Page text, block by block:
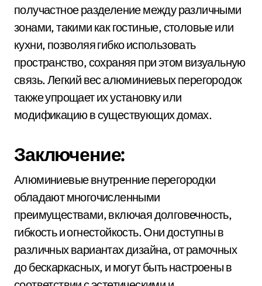
получастное разделение между различными
зонами, такими как гостиные, столовые или
кухни, позволяя гибко использовать
пространство, сохраняя при этом визуальную
связь. Легкий вес алюминиевых перегородок
также упрощает их установку или
модификацию в существующих домах.
Заключение:
Алюминиевые внутренние перегородки
обладают многочисленными
преимуществами, включая долговечность,
гибкость и огнестойкость. Они доступны в
различных вариантах дизайна, от рамочных
до бескаркасных, и могут быть настроены в